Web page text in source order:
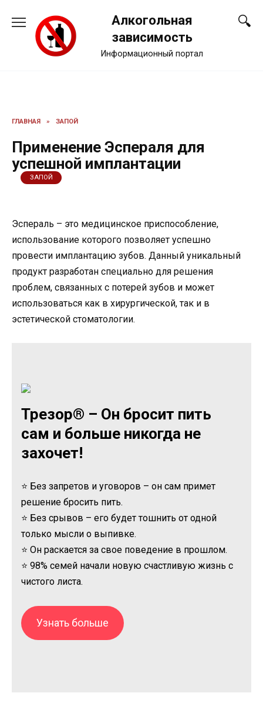
содержанию
Алкогольная
зависимость
Информационный портал
ГЛАВНАЯ » ЗАПОЙ
Применение Эспераля для
успешной имплантации
ЗАПОЙ
Эспераль – это медицинское приспособление,
использование которого позволяет успешно
провести имплантацию зубов. Данный уникальный
продукт разработан специально для решения
проблем, связанных с потерей зубов и может
использоваться как в хирургической, так и в
эстетической стоматологии.
Трезор® – Он бросит пить
сам и больше никогда не
захочет!
⭐ Без запретов и уговоров – он сам примет
решение бросить пить.
⭐ Без срывов – его будет тошнить от одной
только мысли о выпивке.
⭐ Он раскается за свое поведение в прошлом.
⭐ 98% семей начали новую счастливую жизнь с
чистого листа.
Узнать больше